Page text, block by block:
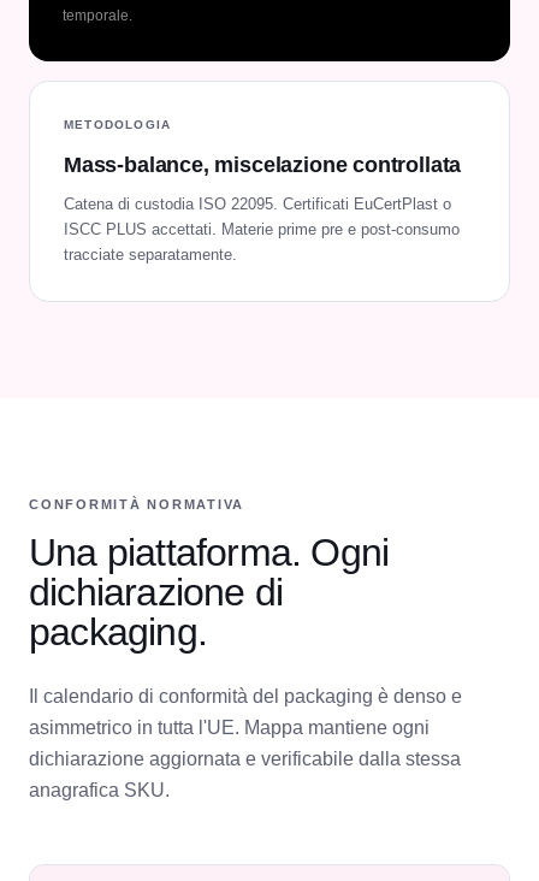
temporale.
METODOLOGIA
Mass-balance, miscelazione controllata
Catena di custodia ISO 22095. Certificati EuCertPlast o
ISCC PLUS accettati. Materie prime pre e post-consumo
tracciate separatamente.
CONFORMITÀ NORMATIVA
Una piattaforma. Ogni
dichiarazione di
packaging.
Il calendario di conformità del packaging è denso e
asimmetrico in tutta l'UE. Mappa mantiene ogni
dichiarazione aggiornata e verificabile dalla stessa
anagrafica SKU.